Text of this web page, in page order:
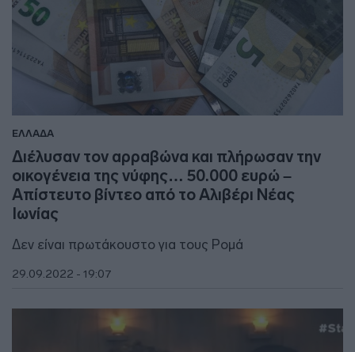
ΕΛΛΑΔΑ
Διέλυσαν τον αρραβώνα και πλήρωσαν την
οικογένεια της νύφης… 50.000 ευρώ –
Απίστευτο βίντεο από το Αλιβέρι Νέας
Ιωνίας
Δεν είναι πρωτάκουστο για τους Ρομά
29.09.2022 - 19:07